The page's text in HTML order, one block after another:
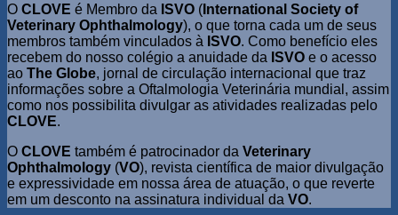
O CLOVE é Membro da ISVO ( International Society of
Veterinary Ophthalmology), o que torna cada um de seus
membros também vinculados à ISVO. Como benefício eles
recebem do nosso colégio a anuidade da ISVO e o acesso
ao The Globe, jornal de circulação internacional que traz
informações sobre a Oftalmologia Veterinária mundial, assim
como nos possibilita divulgar as atividades realizadas pelo
CLOVE.
O CLOVE também é patrocinador da Veterinary
Ophthalmology (VO), revista científica de maior divulgação
e expressividade em nossa área de atuação, o que reverte
em um desconto na assinatura individual da VO.